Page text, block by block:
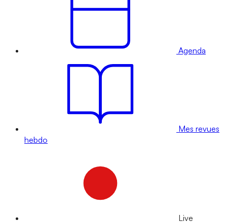
Agenda
Mes revues
hebdo
Live